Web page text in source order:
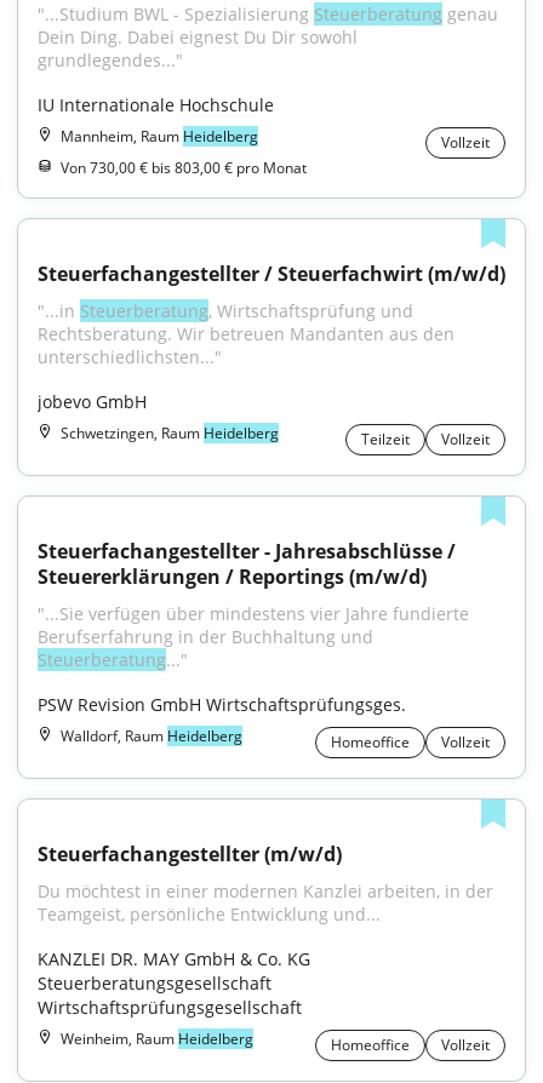
"...Studium BWL - Spezialisierung Steuerberatung genau
Dein Ding. Dabei eignest Du Dir sowohl
grundlegendes..."
IU Internationale Hochschule
Mannheim, Raum Heidelberg
Vollzeit
Von 730,00 € bis 803,00 € pro Monat
Steuerfachangestellter / Steuerfachwirt (m/w/d)
"...in Steuerberatung, Wirtschaftsprüfung und
Rechtsberatung. Wir betreuen Mandanten aus den
unterschiedlichsten..."
jobevo GmbH
Schwetzingen, Raum Heidelberg Teilzeit Vollzeit
Steuerfachangestellter - Jahresabschlüsse /
Steuererklärungen / Reportings (m/w/d)
"...Sie verfügen über mindestens vier Jahre fundierte
Steuerberatung..."
PSW Revision GmbH Wirtschaftsprüfungsges.
Walldorf, Raum Heidelberg Homeoffice Vollzeit
Steuerfachangestellter (m/w/d)
Du möchtest in einer modernen Kanzlei arbeiten, in der
Teamgeist, persönliche Entwicklung und...
KANZLEI DR. MAY GmbH & Co. KG
Steuerberatungsgesellschaft
Wirtschaftsprüfungsgesellschaft
Weinheim, Raum Heidelberg Homeoffice Vollzeit